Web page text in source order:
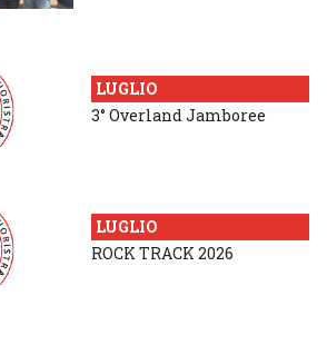
LUGLIO
3° Overland Jamboree
LUGLIO
ROCK TRACK 2026